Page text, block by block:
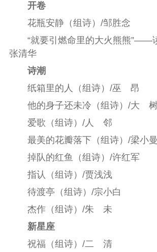
开卷
花瓶安静（组诗）/邹胜念
“就要引燃命里的大火熊熊”——
张清华
诗潮
纸箱里的人（组诗）/巫 昂
他的身子还未冷（组诗）/大
爱歌（组诗）/人 邻
最美的花瓣落下（组诗）/梁小曼
掉队的红鱼（组诗）/许红军
指认（组诗）/贾浅浅
待渡亭（组诗）/宗小白
杰作（组诗）/朱 未
新星座
祝福（组诗）/二 清